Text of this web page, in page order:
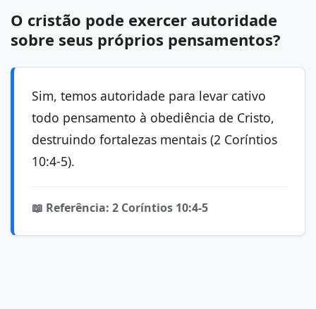
O cristão pode exercer autoridade
sobre seus próprios pensamentos?
Sim, temos autoridade para levar cativo
todo pensamento à obediência de Cristo,
destruindo fortalezas mentais (2 Coríntios
10:4-5).
📖 Referência: 2 Coríntios 10:4-5